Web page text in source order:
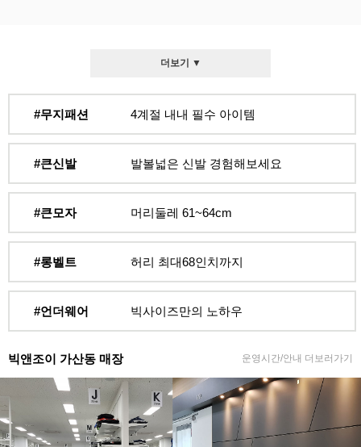
더보기 ▼
#무지패션 4계절 내내 필수 아이템
#큰신발 발볼넓은 신발 경험해보세요
#큰모자 머리둘레 61~64cm
#롱벨트 허리 최대68인치까지
#언더웨어 빅사이즈만의 노하우
빅앤조이 가산동 매장 운영시간/안내 더보러가기